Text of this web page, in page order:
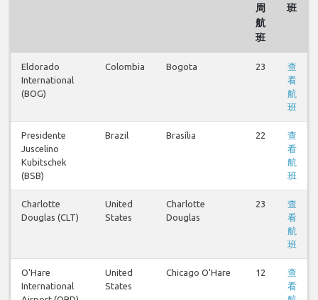
周
航
班
班
Eldorado
International
(BOG)
Colombia Bogota 23
查
看
航
班
Presidente
Juscelino
Kubitschek
(BSB)
Brazil Brasília 22
查
看
航
班
Charlotte
Douglas (CLT)
United
States
Charlotte
Douglas
23
查
看
航
班
O'Hare
International
United
States
Chicago O'Hare 12
查
看